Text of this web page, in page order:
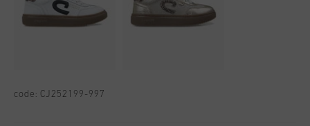
code: CJ252199-997